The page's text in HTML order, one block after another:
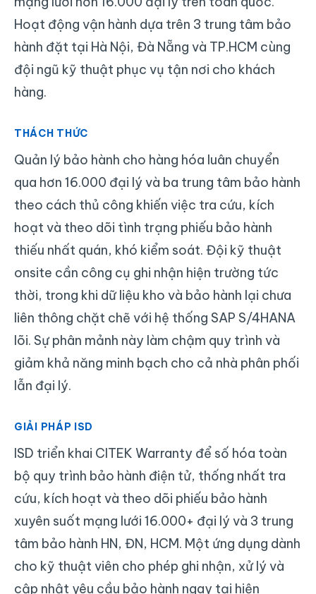
Hoạt động vận hành dựa trên 3 trung tâm bảo
hành đặt tại Hà Nội, Đà Nẵng và TP.HCM cùng
đội ngũ kỹ thuật phục vụ tận nơi cho khách
hàng.
THÁCH THỨC
Quản lý bảo hành cho hàng hóa luân chuyển
qua hơn 16.000 đại lý và ba trung tâm bảo hành
theo cách thủ công khiến việc tra cứu, kích
hoạt và theo dõi tình trạng phiếu bảo hành
thiếu nhất quán, khó kiểm soát. Đội kỹ thuật
onsite cần công cụ ghi nhận hiện trường tức
thời, trong khi dữ liệu kho và bảo hành lại chưa
liên thông chặt chẽ với hệ thống SAP S/4HANA
lõi. Sự phân mảnh này làm chậm quy trình và
giảm khả năng minh bạch cho cả nhà phân phối
lẫn đại lý.
GIẢI PHÁP ISD
ISD triển khai CITEK Warranty để số hóa toàn
bộ quy trình bảo hành điện tử, thống nhất tra
cứu, kích hoạt và theo dõi phiếu bảo hành
xuyên suốt mạng lưới 16.000+ đại lý và 3 trung
tâm bảo hành HN, ĐN, HCM. Một ứng dụng dành
cho kỹ thuật viên cho phép ghi nhận, xử lý và
cập nhật yêu cầu bảo hành ngay tại hiện